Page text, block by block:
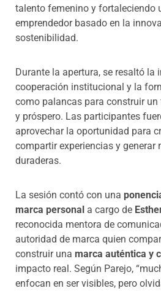
talento femenino y fortaleciendo
emprendedor basado en la
sostenibilidad.
Durante la apertura, se resaltó la
cooperación institucional y la
como palancas para construir
y próspero. Las participantes
aprovechar la oportunidad para
compartir experiencias y generar
duraderas.
La sesión contó con una
marca personal a cargo de
reconocida mentora de
autoridad de marca quien
construir una marca auténtica y
impacto real. Según Parejo,
enfocan en ser visibles, pero